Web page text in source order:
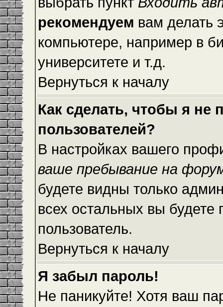
рекомендуем вам делать
компьютере, например в
университете и т.д.
Вернуться к началу
Как сделать, чтобы я не
пользователей?
В настройках вашего
ваше пребывание на
будете видны только
всех остальных вы будете
пользователь.
Вернуться к началу
Я забыл пароль!
Не паникуйте! Хотя ваш